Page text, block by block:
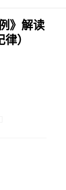
》解读
）